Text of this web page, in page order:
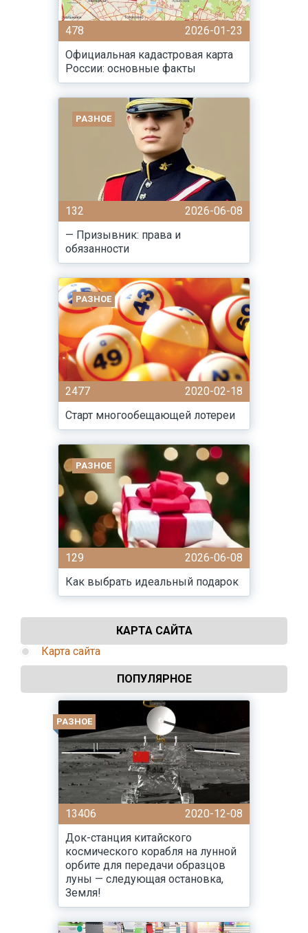
478
2026-01-23
Официальная кадастровая карта
России: основные факты
РАЗНОЕ
132
2026-06-08
— Призывник: права и
обязанности
РАЗНОЕ
2477
2020-02-18
Старт многообещающей лотереи
РАЗНОЕ
129
2026-06-08
Как выбрать идеальный подарок
КАРТА САЙТА
Карта сайта
ПОПУЛЯРНОЕ
РАЗНОЕ
13406
2020-12-08
Док-станция китайского
космического корабля на лунной
орбите для передачи образцов
луны — следующая остановка,
Земля!